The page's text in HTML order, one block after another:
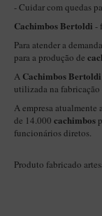
New Rose Polido
Petrus
Piccolo
Premium
Sextavado
Zuccardi
Encerado
- Cuidar com quedas
Cachimbos Bertoldi -
Para atender a
para a produção de
A Cachimbos Bertoldi
utilizada na fabricação
A empresa
de 14.000 cachimbos
funcionários diretos.
Produto fabricado